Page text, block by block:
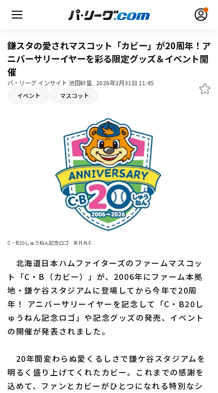
無料アカウント登録 ログイン
ファーム西地区
交流戦
北海道日本ハムファイターズ
東北楽天ゴールデンイーグルス
埼玉西武ライオンズ
千葉ロッテマリーンズ
福岡ソフトバンクホークス
ニュース
鎌スタの愛されマスコット「カビー」が20周年！ア
ニバーサリーイヤーを彩る限定グッズ＆イベント開
催
パ・リーグ インサイト 池田紗里 2026年3月31日 11:45
イベント マスコット
C・B20しゅうねん記念ロゴ © H.N.F.
北海道日本ハムファイターズのファームマスコッ
ト「C・B（カビー）」が、2006年にファーム本拠
地・鎌ケ谷スタジアムに登場してから今年で20周
年！ アニバーサリーイヤーを記念して「C・B20し
ゅうねん記念ロゴ」や記念グッズの発売、イベント
の開催が発表されました。
20年間変わらぬ愛くるしさで鎌ケ谷スタジアムを
明るく盛り上げてくれたカビー。これまでの感謝を
込めて、ファンとカビーがひとつになれる特別なシ